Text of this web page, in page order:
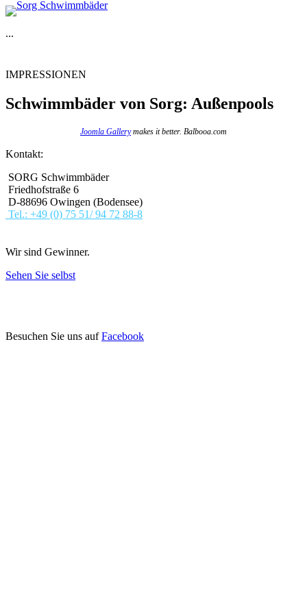
...
IMPRESSIONEN
Schwimmbäder von Sorg: Außenpools
Joomla Gallerymakes it better. Balbooa.com
Kontakt:
SORG Schwimmbäder
Friedhofstraße 6
D-88696 Owingen (Bodensee)
Tel.: +49 (0) 75 51/ 94 72 88-8
Wir sind Gewinner.
Sehen Sie selbst
Besuchen Sie uns aufFacebook